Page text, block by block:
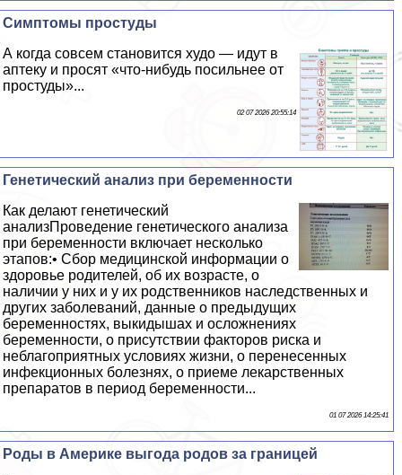
Симптомы простуды
А когда совсем становится худо — идут в
аптеку и просят «что-нибудь посильнее от
простуды»...
02 07 2026 20:55:14
Генетический анализ при беременности
Как делают генетический
анализПроведение генетического анализа
при беременности включает несколько
этапов:• Сбор медицинской информации о
здоровье родителей, об их возрасте, о
наличии у них и у их родственников наследственных и
других заболеваний, данные о предыдущих
беременностях, выкидышах и осложнениях
беременности, о присутствии факторов риска и
нeблагоприятных условиях жизни, о перенесенных
инфекционных болезнях, о приеме лекарственных
препаратов в период беременности...
01 07 2026 14:25:41
Роды в Америке выгода родов за границей